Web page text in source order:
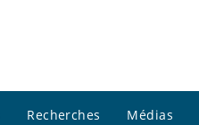
Recherches Médias